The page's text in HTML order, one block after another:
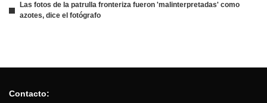
Las fotos de la patrulla fronteriza fueron 'malinterpretadas' como
azotes, dice el fotógrafo
Contacto: